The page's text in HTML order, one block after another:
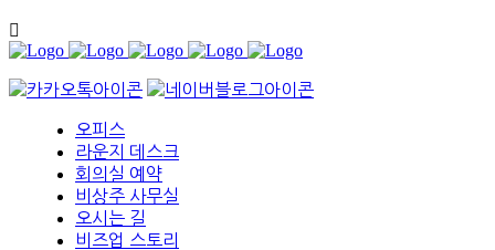
오피스
라운지 데스크
회의실 예약
비상주 사무실
오시는 길
비즈업 스토리